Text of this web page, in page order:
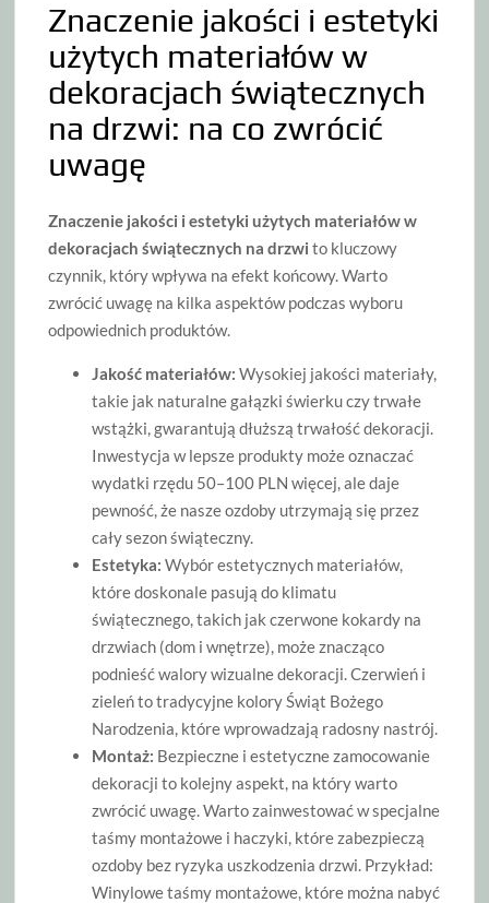
Znaczenie jakości i estetyki
użytych materiałów w
dekoracjach świątecznych
na drzwi: na co zwrócić
uwagę
Znaczenie jakości i estetyki użytych materiałów w
dekoracjach świątecznych na drzwi to kluczowy
czynnik, który wpływa na efekt końcowy. Warto
zwrócić uwagę na kilka aspektów podczas wyboru
odpowiednich produktów.
Jakość materiałów: Wysokiej jakości materiały,
takie jak naturalne gałązki świerku czy trwałe
wstążki, gwarantują dłuższą trwałość dekoracji.
Inwestycja w lepsze produkty może oznaczać
wydatki rzędu 50–100 PLN więcej, ale daje
pewność, że nasze ozdoby utrzymają się przez
cały sezon świąteczny.
Estetyka: Wybór estetycznych materiałów,
które doskonale pasują do klimatu
świątecznego, takich jak czerwone kokardy na
drzwiach (dom i wnętrze), może znacząco
podnieść walory wizualne dekoracji. Czerwień i
zieleń to tradycyjne kolory Świąt Bożego
Narodzenia, które wprowadzają radosny nastrój.
Montaż: Bezpieczne i estetyczne zamocowanie
dekoracji to kolejny aspekt, na który warto
zwrócić uwagę. Warto zainwestować w specjalne
taśmy montażowe i haczyki, które zabezpieczą
ozdoby bez ryzyka uszkodzenia drzwi. Przykład:
Winylowe taśmy montażowe, które można nabyć